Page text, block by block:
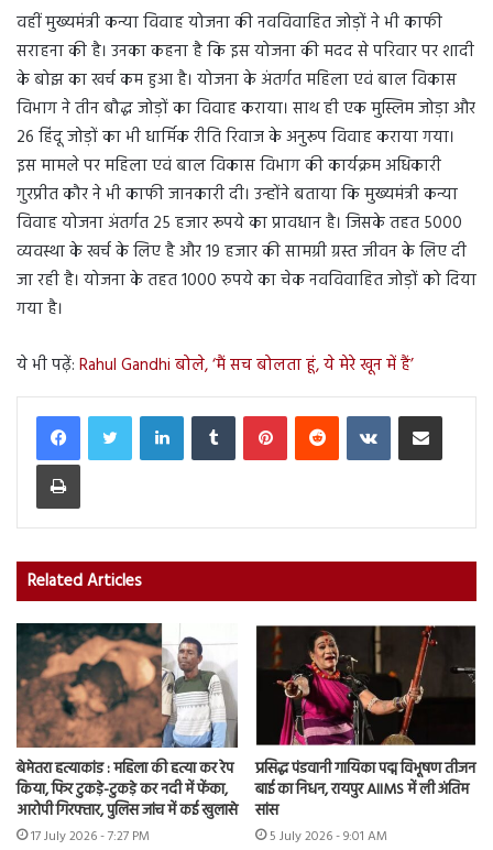
वहीं मुख्यमंत्री कन्या विवाह योजना की नवविवाहित जोड़ों ने भी काफी
सराहना की है। उनका कहना है कि इस योजना की मदद से परिवार पर शादी
के बोझ का खर्च कम हुआ है। योजना के अंतर्गत महिला एवं बाल विकास
विभाग ने तीन बौद्ध जोड़ों का विवाह कराया। साथ ही एक मुस्लिम जोड़ा और
26 हिंदू जोड़ों का भी धार्मिक रीति रिवाज के अनुरूप विवाह कराया गया।
इस मामले पर महिला एवं बाल विकास विभाग की कार्यक्रम अधिकारी
गुरप्रीत कौर ने भी काफी जानकारी दी। उन्होंने बताया कि मुख्यमंत्री कन्या
विवाह योजना अंतर्गत 25 हजार रूपये का प्रावधान है। जिसके तहत 5000
व्यवस्था के खर्च के लिए है और 19 हजार की सामग्री ग्रस्त जीवन के लिए दी
जा रही है। योजना के तहत 1000 रुपये का चेक नवविवाहित जोड़ों को दिया
गया है।
ये भी पढ़ें: Rahul Gandhi बोले, ‘मैं सच बोलता हूं, ये मेरे खून में हैं’
LinkedInTumblr PinterestReddit VKontakteShare via Email
Print
Related Articles
बेमेतरा हत्याकांड : महिला की हत्या कर रेप
किया, फिर टुकड़े-टुकड़े कर नदी में फेंका,
आरोपी गिरफ्तार, पुलिस जांच में कई खुलासे
17 July 2026 - 7:27 PM
प्रसिद्ध पंडवानी गायिका पद्म विभूषण तीजन
बाई का निधन, रायपुर AIIMS में ली अंतिम
सांस
5 July 2026 - 9:01 AM